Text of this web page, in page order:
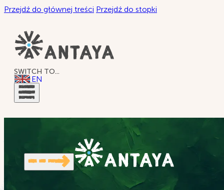
Przejdź do głównej treści Przejdź do stopki
SWITCH TO...
EN